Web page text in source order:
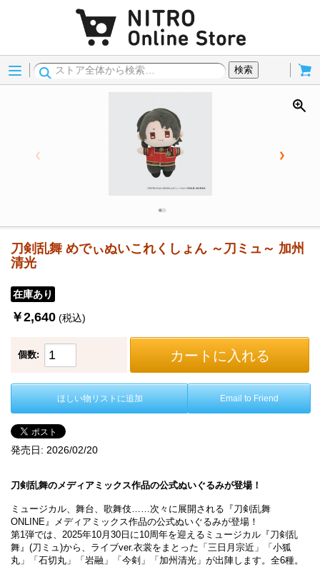
Menu
検索
刀剣乱舞 めでぃぬいこれくしょん ～刀ミュ～ 加州
清光
在庫あり
￥2,640 (税込)
個数: カートに入れる
ほしい物リストに追加 Email to Friend
発売日: 2026/02/20
刀剣乱舞のメディアミックス作品の公式ぬいぐるみが登場！
ミュージカル、舞台、歌舞伎……次々に展開される『刀剣乱舞
ONLINE』メディアミックス作品の公式ぬいぐるみが登場！
第1弾では、2025年10月30日に10周年を迎えるミュージカル『刀剣乱
舞』(刀ミュ)から、ライブver.衣裳をまとった「三日月宗近」「小狐
丸」「石切丸」「岩融」「今剣」「加州清光」が出陣します。全6種。